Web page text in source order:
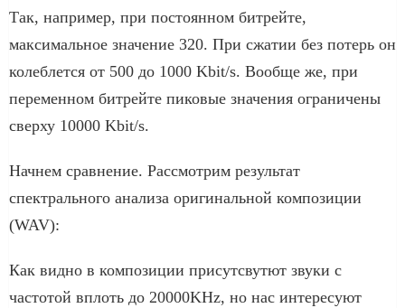
Так, например, при постоянном битрейте,
максимальное значение 320. При сжатии без потерь он
колеблется от 500 до 1000 Kbit/s. Вообще же, при
переменном битрейте пиковые значения ограничены
сверху 10000 Kbit/s.
Начнем сравнение. Рассмотрим результат
спектрального анализа оригинальной композиции
(WAV):
Как видно в композиции присутсвутют звуки с
частотой вплоть до 20000KHz, но нас интересуют